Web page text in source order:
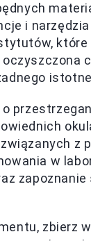
i
które
z
w
zapoznanie
zbierz